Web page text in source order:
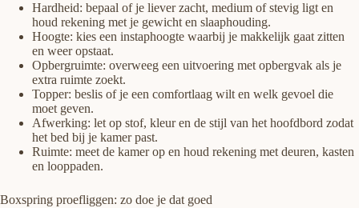
Hardheid: bepaal of je liever zacht, medium of stevig ligt en
houd rekening met je gewicht en slaaphouding.
Hoogte: kies een instaphoogte waarbij je makkelijk gaat zitten
en weer opstaat.
Opbergruimte: overweeg een uitvoering met opbergvak als je
extra ruimte zoekt.
Topper: beslis of je een comfortlaag wilt en welk gevoel die
moet geven.
Afwerking: let op stof, kleur en de stijl van het hoofdbord zodat
het bed bij je kamer past.
Ruimte: meet de kamer op en houd rekening met deuren, kasten
en looppaden.
Boxspring proefliggen: zo doe je dat goed